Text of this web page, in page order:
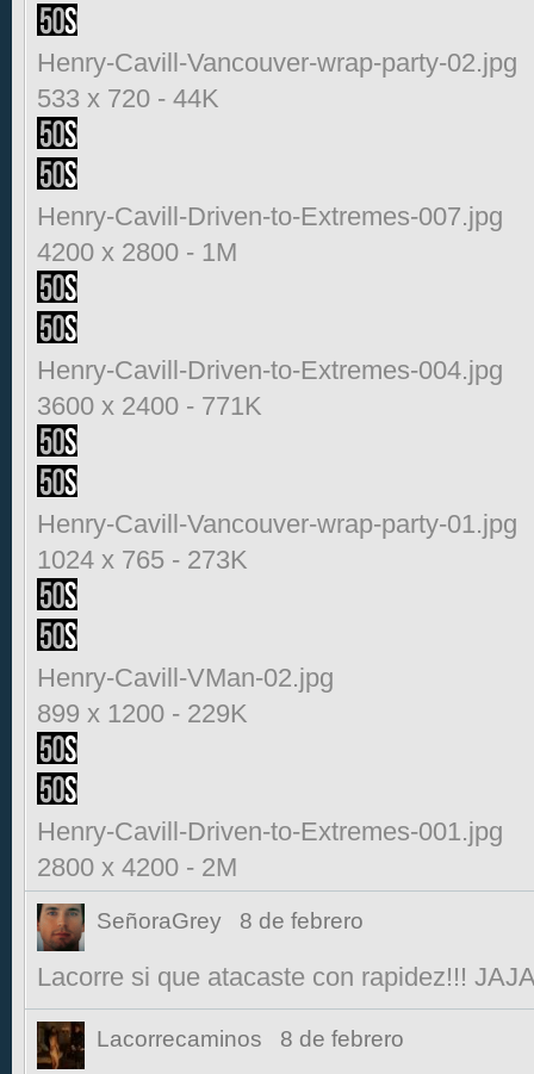
Henry-Cavill-Vancouver-wrap-party-02.jpg
533 x 720 - 44K
Henry-Cavill-Driven-to-Extremes-007.jpg
4200 x 2800 - 1M
Henry-Cavill-Driven-to-Extremes-004.jpg
3600 x 2400 - 771K
Henry-Cavill-Vancouver-wrap-party-01.jpg
1024 x 765 - 273K
Henry-Cavill-VMan-02.jpg
899 x 1200 - 229K
Henry-Cavill-Driven-to-Extremes-001.jpg
2800 x 4200 - 2M
SeñoraGrey 8 de febrero
Lacorre si que atacaste con rapidez!!!
Lacorrecaminos 8 de febrero